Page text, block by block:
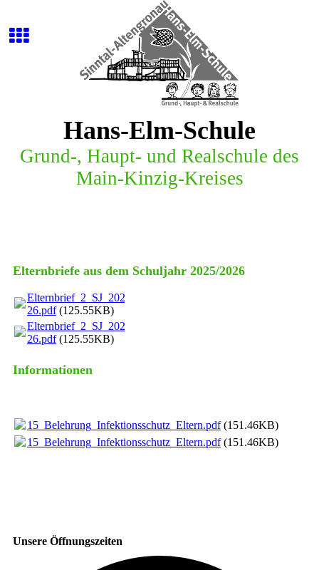
Hans-Elm-Schule
Grund-, Haupt- und Realschule des
Main-Kinzig-Kreises
Elternbriefe aus dem Schuljahr 2025/2026
Elternbrief_2_SJ_2025-
26.pdf(125.55KB)
Elternbrief_2_SJ_2025-
26.pdf(125.55KB)
Informationen
15_Belehrung_Infektionsschutz_Eltern.pdf(151.46KB)
15_Belehrung_Infektionsschutz_Eltern.pdf(151.46KB)
Unsere Öffnungszeiten